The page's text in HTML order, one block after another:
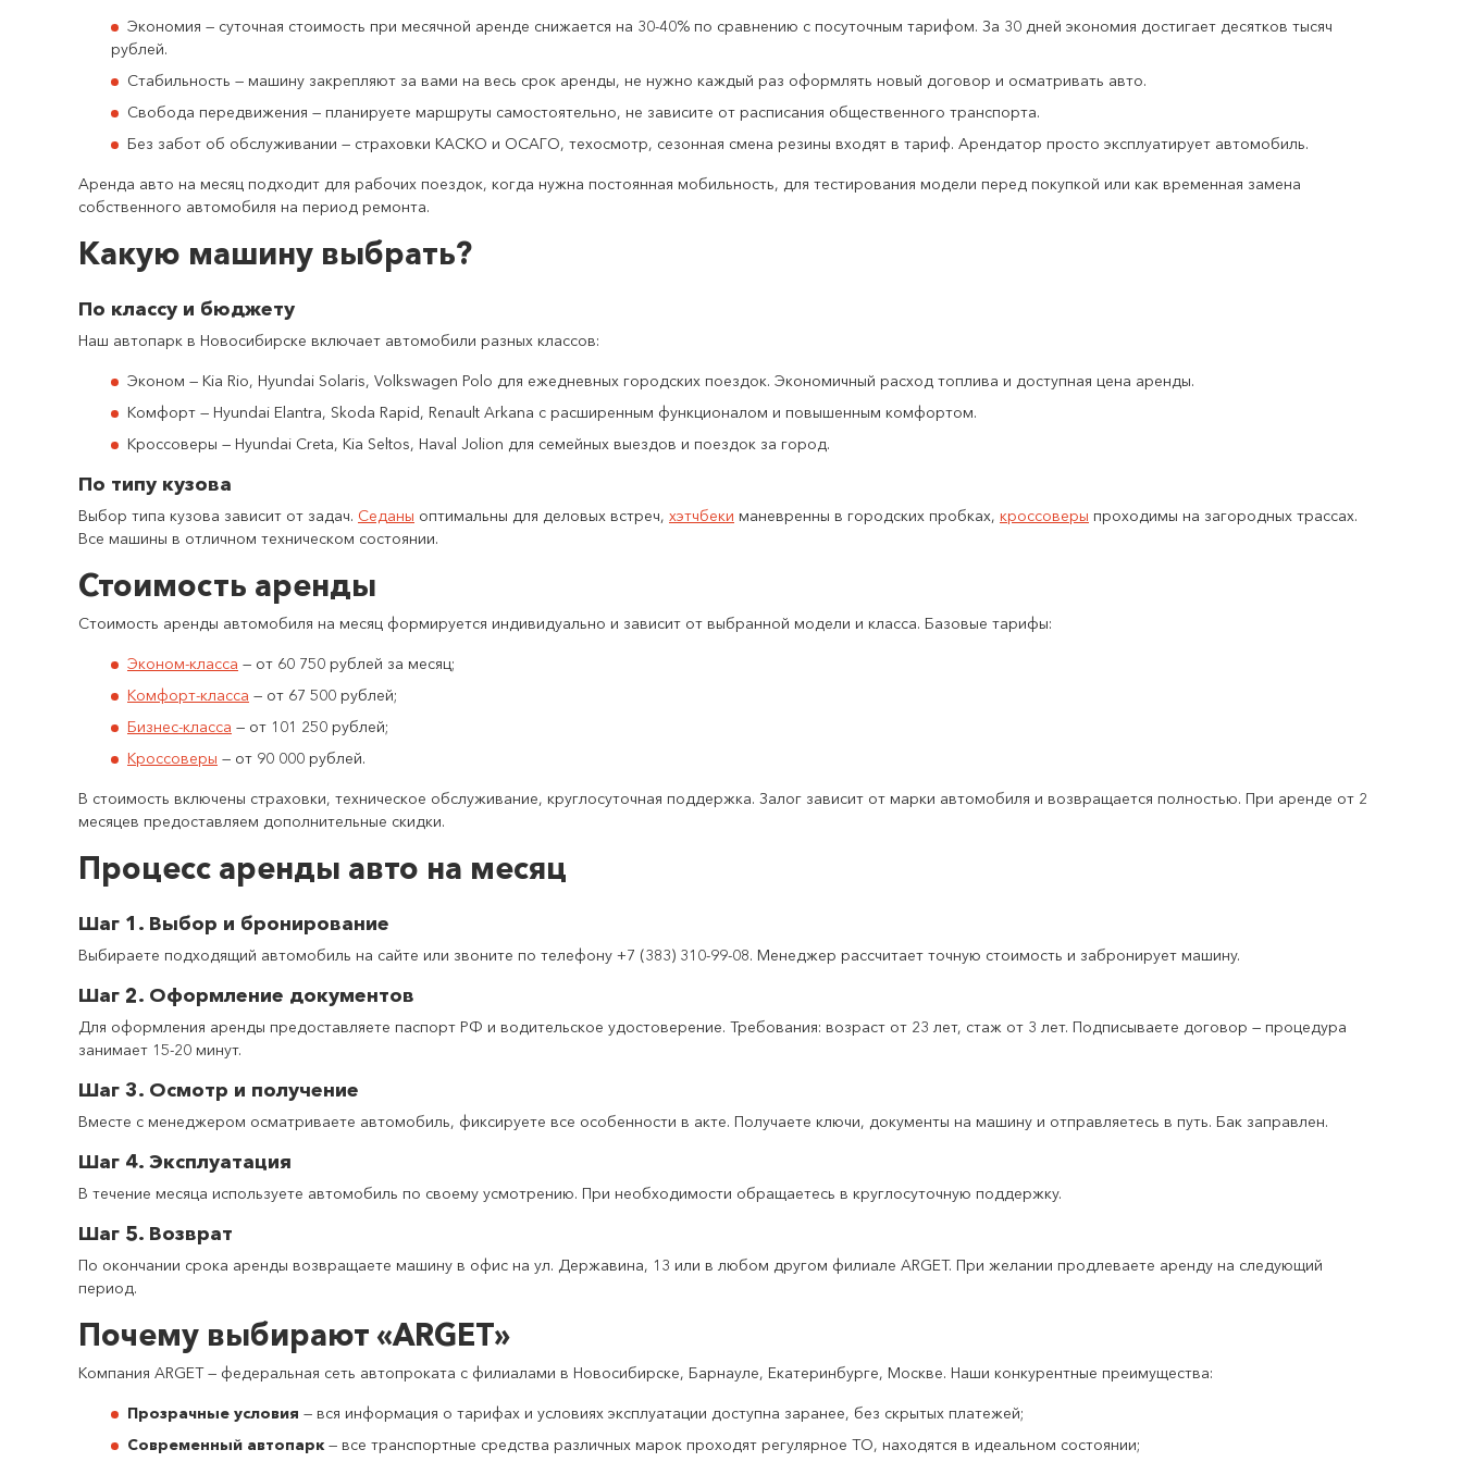
Экономия — суточная стоимость при месячной аренде снижается на 30-40% по сравнению с посуточным тарифом. За 30 дней экономия достигает десятков тысяч
рублей.
Стабильность — машину закрепляют за вами на весь срок аренды, не нужно каждый раз оформлять новый договор и осматривать авто.
Свобода передвижения — планируете маршруты самостоятельно, не зависите от расписания общественного транспорта.
Без забот об обслуживании — страховки КАСКО и ОСАГО, техосмотр, сезонная смена резины входят в тариф. Арендатор просто эксплуатирует автомобиль.
Аренда авто на месяц подходит для рабочих поездок, когда нужна постоянная мобильность, для тестирования модели перед покупкой или как временная замена
собственного автомобиля на период ремонта.
Какую машину выбрать?
По классу и бюджету
Наш автопарк в Новосибирске включает автомобили разных классов:
Эконом — Kia Rio, Hyundai Solaris, Volkswagen Polo для ежедневных городских поездок. Экономичный расход топлива и доступная цена аренды.
Комфорт — Hyundai Elantra, Skoda Rapid, Renault Arkana с расширенным функционалом и повышенным комфортом.
Кроссоверы — Hyundai Creta, Kia Seltos, Haval Jolion для семейных выездов и поездок за город.
По типу кузова
Выбор типа кузова зависит от задач. Седаны оптимальны для деловых встреч, хэтчбеки маневренны в городских пробках, кроссоверы проходимы на загородных трассах.
Все машины в отличном техническом состоянии.
Стоимость аренды
Стоимость аренды автомобиля на месяц формируется индивидуально и зависит от выбранной модели и класса. Базовые тарифы:
Эконом-класса — от 60 750 рублей за месяц;
Комфорт-класса — от 67 500 рублей;
Бизнес-класса — от 101 250 рублей;
Кроссоверы — от 90 000 рублей.
В стоимость включены страховки, техническое обслуживание, круглосуточная поддержка. Залог зависит от марки автомобиля и возвращается полностью. При аренде от 2
месяцев предоставляем дополнительные скидки.
Процесс аренды авто на месяц
Шаг 1. Выбор и бронирование
Выбираете подходящий автомобиль на сайте или звоните по телефону +7 (383) 310-99-08. Менеджер рассчитает точную стоимость и забронирует машину.
Шаг 2. Оформление документов
Для оформления аренды предоставляете паспорт РФ и водительское удостоверение. Требования: возраст от 23 лет, стаж от 3 лет. Подписываете договор — процедура
занимает 15-20 минут.
Шаг 3. Осмотр и получение
Вместе с менеджером осматриваете автомобиль, фиксируете все особенности в акте. Получаете ключи, документы на машину и отправляетесь в путь. Бак заправлен.
Шаг 4. Эксплуатация
В течение месяца используете автомобиль по своему усмотрению. При необходимости обращаетесь в круглосуточную поддержку.
Шаг 5. Возврат
По окончании срока аренды возвращаете машину в офис на ул. Державина, 13 или в любом другом филиале ARGET. При желании продлеваете аренду на следующий
период.
Почему выбирают «ARGET»
Компания ARGET — федеральная сеть автопроката с филиалами в Новосибирске, Барнауле, Екатеринбурге, Москве. Наши конкурентные преимущества:
Прозрачные условия — вся информация о тарифах и условиях эксплуатации доступна заранее, без скрытых платежей;
Современный автопарк— все транспортные средства различных марок проходят регулярное ТО, находятся в идеальном состоянии;